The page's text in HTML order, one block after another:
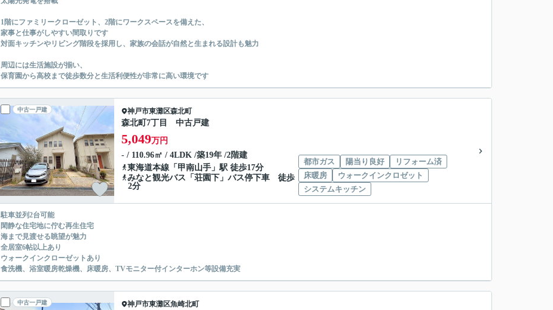
1階にファミリークローゼット、2階にワークスペースを備えた、
家事と仕事がしやすい間取りです
対面キッチンやリビング階段を採用し、家族の会話が自然と生まれる設計も魅力
周辺には生活施設が揃い、
保育園から高校まで徒歩数分と生活利便性が非常に高い環境です
中古一戸建 神戸市東灘区森北町
森北町7丁目 中古戸建
5,049万円
- / 110.96㎡ / 4LDK /築19年 /2階建
東海道本線 「 甲南山手 」駅 徒歩17分
みなと観光バス「荘園下」バス停下車 徒歩
2分
都市ガス 陽当り良好
リフォーム済
床暖房
ウォークインクロゼット
システムキッチン
駐車並列2台可能
閑静な住宅地に佇む再生住宅
海まで見渡せる眺望が魅力
全居室6帖以上あり
ウォークインクローゼットあり
食洗機、浴室暖房乾燥機、床暖房、TVモニター付インターホン等設備充実
中古一戸建 神戸市東灘区魚崎北町